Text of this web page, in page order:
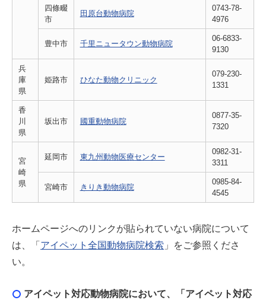
四條畷
市
田原台動物病院
0743-78-
4976
豊中市 千里ニュータウン動物病院
06-6833-
9130
兵
庫
県
姫路市 ひなた動物クリニック
079-230-
1331
香
川
県
坂出市 國重動物病院
0877-35-
7320
宮
崎
県
延岡市 東九州動物医療センター
0982-31-
3311
宮崎市 きりき動物病院
0985-84-
4545
ホームページへのリンクが貼られていない病院について
は、「 アイペット全国動物病院検索 」をご参照くださ
い。
アイペット対応動物病院において、「アイペット対応